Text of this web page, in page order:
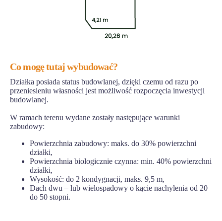
Co mogę tutaj wybudować?
Działka posiada status budowlanej, dzięki czemu od razu po
przeniesieniu własności jest możliwość rozpoczęcia inwestycji
budowlanej.
W ramach terenu wydane zostały następujące warunki
zabudowy:
Powierzchnia zabudowy: maks. do 30% powierzchni
działki,
Powierzchnia biologicznie czynna: min. 40% powierzchni
działki,
Wysokość: do 2 kondygnacji, maks. 9,5 m,
Dach dwu – lub wielospadowy o kącie nachylenia od 20
do 50 stopni.